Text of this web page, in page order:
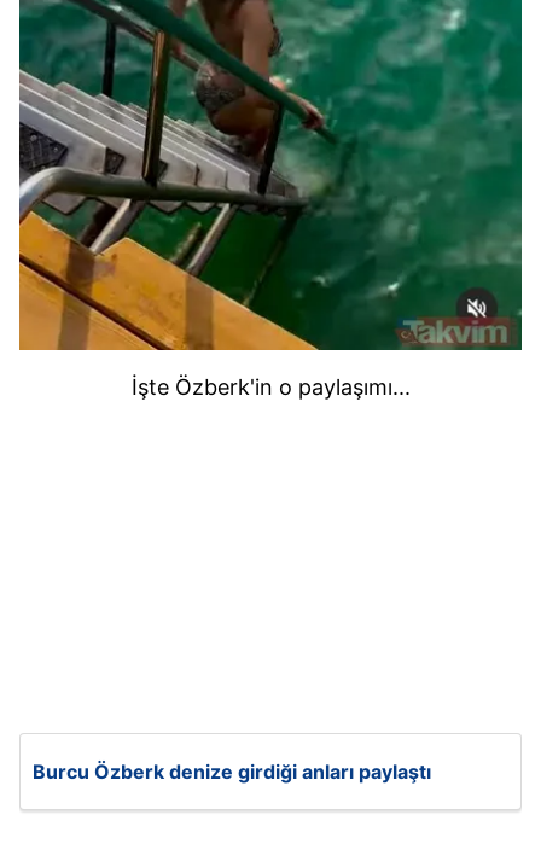
İşte Özberk'in o paylaşımı...
Burcu Özberk denize girdiği anları paylaştı